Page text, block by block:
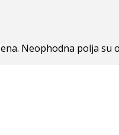
Neophodna polja su